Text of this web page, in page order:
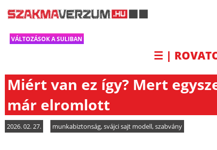
VÁLTOZÁSOK A SULIBAN
☰ |
Miért van ez így? Mert
már elromlott
2026. 02. 27. munkabiztonság,svájci sajt modell,szabvány